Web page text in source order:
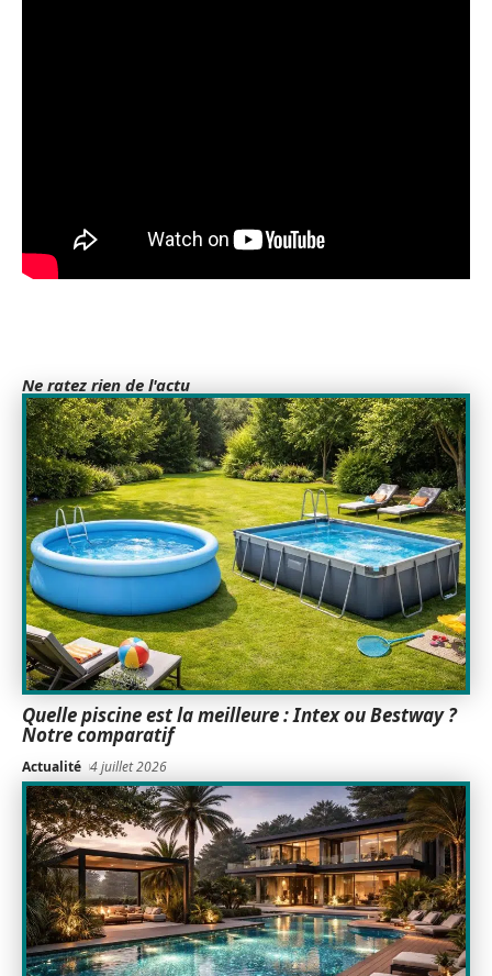
Ne ratez rien de l'actu
Quelle piscine est la meilleure : Intex ou Bestway ?
Notre comparatif
Actualité 4 juillet 2026